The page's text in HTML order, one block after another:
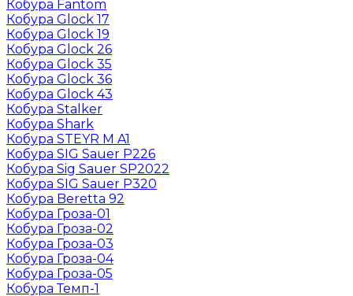
Кобура Fantom
Кобура Glock 17
Кобура Glock 19
Кобура Glock 26
Кобура Glock 35
Кобура Glock 36
Кобура Glock 43
Кобура Stalker
Кобура Shark
Кобура STEYR M A1
Кобура SIG Sauer P226
Кобура Sig Sauer SP2022
Кобура SIG Sauer P320
Кобура Beretta 92
Кобура Гроза-01
Кобура Гроза-02
Кобура Гроза-03
Кобура Гроза-04
Кобура Гроза-05
Кобура Темп-1